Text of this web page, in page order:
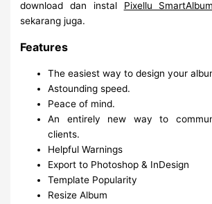
download dan instal Pixellu
sekarang juga.
Features
The easiest way to design your
Astounding speed.
Peace of mind.
An entirely new way to
clients.
Helpful Warnings
Export to Photoshop & InDesign
Template Popularity
Resize Album